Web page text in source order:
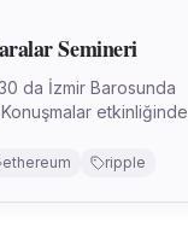
Semineri
da İzmir Barosunda
etkinliğinde
aşağıdaki başlıkla...
ethereum ripple